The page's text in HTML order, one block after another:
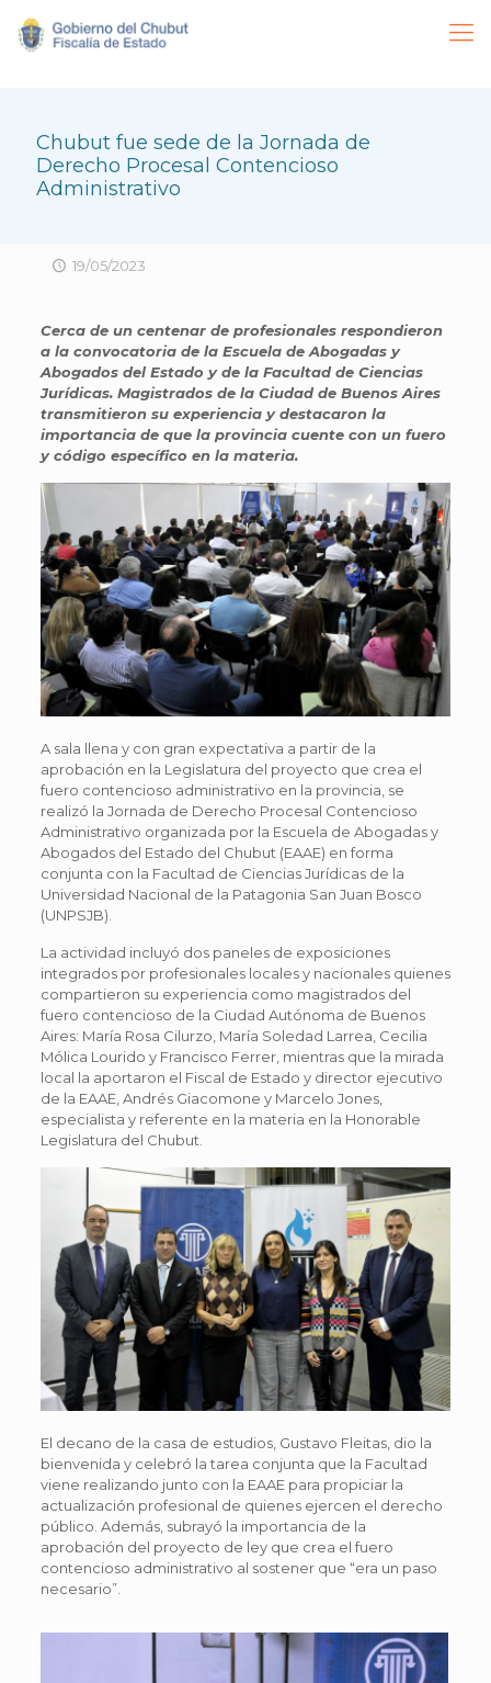
Chubut fue sede de la Jornada de
Derecho Procesal Contencioso
Administrativo
19/05/2023
Cerca de un centenar de profesionales respondieron
a la convocatoria de la Escuela de Abogadas y
Abogados del Estado y de la Facultad de Ciencias
Jurídicas. Magistrados de la Ciudad de Buenos Aires
transmitieron su experiencia y destacaron la
importancia de que la provincia cuente con un fuero
y código específico en la materia.
A sala llena y con gran expectativa a partir de la
aprobación en la Legislatura del proyecto que crea el
fuero contencioso administrativo en la provincia, se
realizó la Jornada de Derecho Procesal Contencioso
Administrativo organizada por la Escuela de Abogadas y
Abogados del Estado del Chubut (EAAE) en forma
conjunta con la Facultad de Ciencias Jurídicas de la
Universidad Nacional de la Patagonia San Juan Bosco
(UNPSJB).
La actividad incluyó dos paneles de exposiciones
integrados por profesionales locales y nacionales quienes
compartieron su experiencia como magistrados del
fuero contencioso de la Ciudad Autónoma de Buenos
Aires: María Rosa Cilurzo, María Soledad Larrea, Cecilia
Mólica Lourido y Francisco Ferrer, mientras que la mirada
local la aportaron el Fiscal de Estado y director ejecutivo
de la EAAE, Andrés Giacomone y Marcelo Jones,
especialista y referente en la materia en la Honorable
Legislatura del Chubut.
El decano de la casa de estudios, Gustavo Fleitas, dio la
bienvenida y celebró la tarea conjunta que la Facultad
viene realizando junto con la EAAE para propiciar la
actualización profesional de quienes ejercen el derecho
público. Además, subrayó la importancia de la
aprobación del proyecto de ley que crea el fuero
contencioso administrativo al sostener que “era un paso
necesario”.